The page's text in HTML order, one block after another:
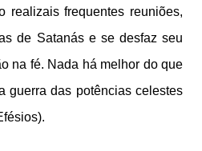
realizais frequentes reuniões,
de Satanás e se desfaz seu
na fé. Nada há melhor do que
guerra das potências celestes